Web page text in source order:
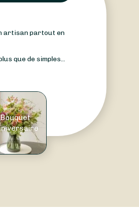
artisan partout en
que de simples...
Bouquet